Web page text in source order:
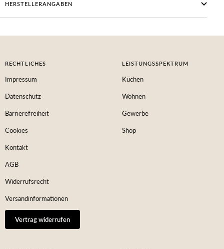
HERSTELLERANGABEN
RECHTLICHES
Impressum
Datenschutz
Barrierefreiheit
Cookies
Kontakt
AGB
Widerrufsrecht
Versandinformationen
Vertrag widerrufen
LEISTUNGSSPEKTRUM
Küchen
Wohnen
Gewerbe
Shop